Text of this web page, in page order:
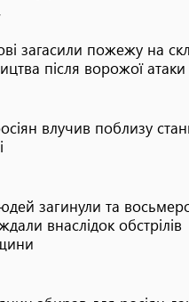
загасили пожежу на
після ворожої атаки
влучив поблизу
загинули та
внаслідок обстрілів